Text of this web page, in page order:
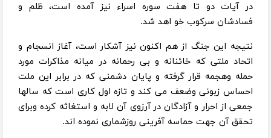
در آیات دو تا هفت سوره اسراء نیز آمده است، ظلم و
فسادشان سرکوب خو اهد شد.
نتیجه این جنگ از هم اکنون نیز آشکار است، آغاز انسجام و
اتحاد ملتی که خائنانه و بی رحمانه در میانه مذاکرات مورد
حمله وهجمه قرار گرفته و پایان دشمنی که در برابر این ملت
احساس زبونی وضعف می کند و تازه اول کاری است که سالها
جمعی از احرار و آزادگان در آرزوی آن لابه و استغاثه کرده وبرای
تحقق آن جهت حماسه آفرینی روزشماری نموده اند.